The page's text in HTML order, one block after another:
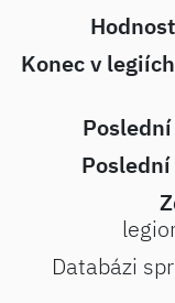
Konec v
Databázi